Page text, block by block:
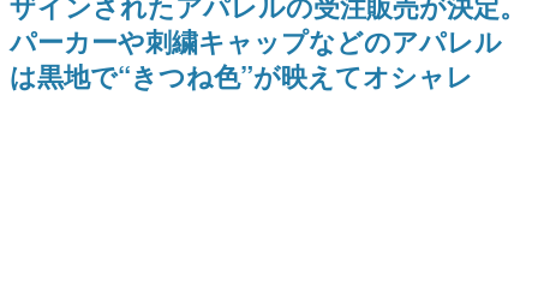
聞きし、ヒットする企画（ゲーム）とは何か？を探ってい
きます。
赫本
この物語を解いてはいけない。『赫本』は、〈試験問題〉
プロ野球選手から称賛の声
パーカーや刺繍キャップなどのアパレル
は黒地で“きつね色”が映えてオシャレ